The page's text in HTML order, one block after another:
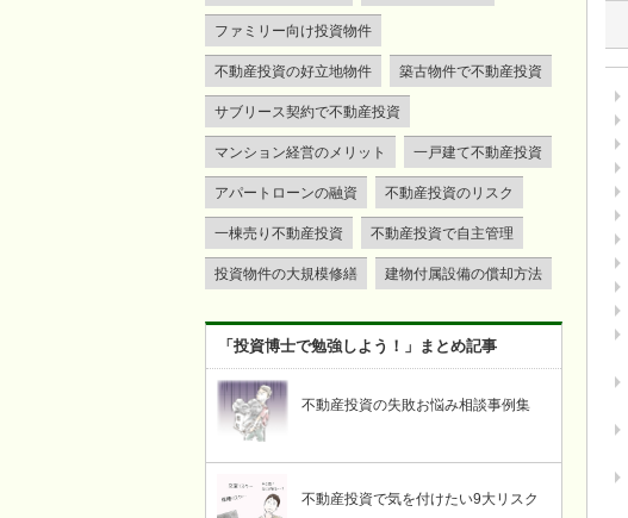
ファミリー向け投資物件
不動産投資の好立地物件 築古物件で不動産投資
サブリース契約で不動産投資
マンション経営のメリット 一戸建て不動産投資
アパートローンの融資 不動産投資のリスク
一棟売り不動産投資 不動産投資で自主管理
投資物件の大規模修繕 建物付属設備の償却方法
「投資博士で勉強しよう！」まとめ記事
不動産投資の失敗お悩み相談事例集
不動産投資で気を付けたい9大リスク